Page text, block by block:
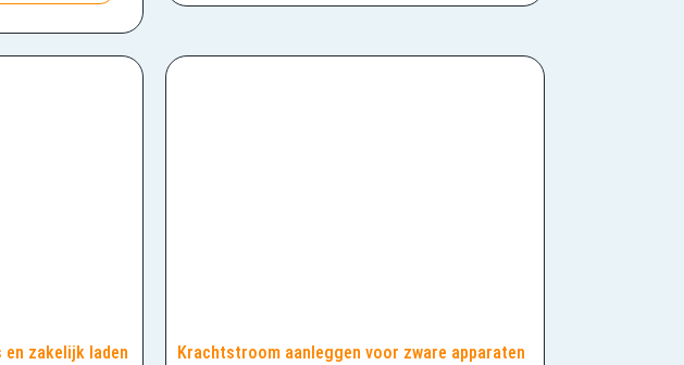
zakelijk laden
Krachtstroom aanleggen voor zware apparaten